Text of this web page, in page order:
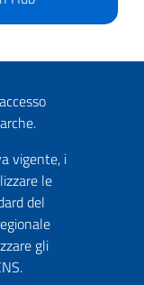
vigente, i
le
del
gli